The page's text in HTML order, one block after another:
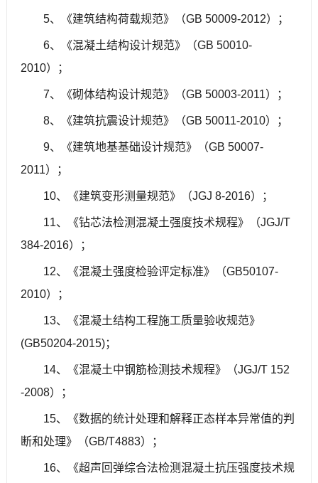
5、《建筑结构荷载规范》（GB 50009-2012）；
6、《混凝土结构设计规范》（GB 50010-
2010）；
7、《砌体结构设计规范》（GB 50003-2011）；
8、《建筑抗震设计规范》（GB 50011-2010）；
9、《建筑地基基础设计规范》（GB 50007-
2011）；
10、《建筑变形测量规范》（JGJ 8-2016）；
11、《钻芯法检测混凝土强度技术规程》（JGJ/T
384-2016）；
12、《混凝土强度检验评定标准》（GB50107-
2010）；
13、《混凝土结构工程施工质量验收规范》
(GB50204-2015)；
14、《混凝土中钢筋检测技术规程》（JGJ/T 152
-2008）；
15、《数据的统计处理和解释正态样本异常值的判
断和处理》（GB/T4883）；
16、《超声回弹综合法检测混凝土抗压强度技术规